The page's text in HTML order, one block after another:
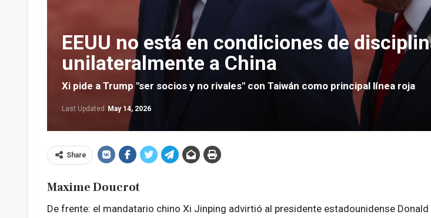
EEUU no está en condiciones de
unilateralmente a China
Xi pide a Trump "ser socios y no rivales" con Taiwán como principal línea roja
Last Updated May 14, 2026
Share
Maxime Doucrot
De frente: el mandatario chino Xi Jinping advirtió al presidente estadounidense Donald